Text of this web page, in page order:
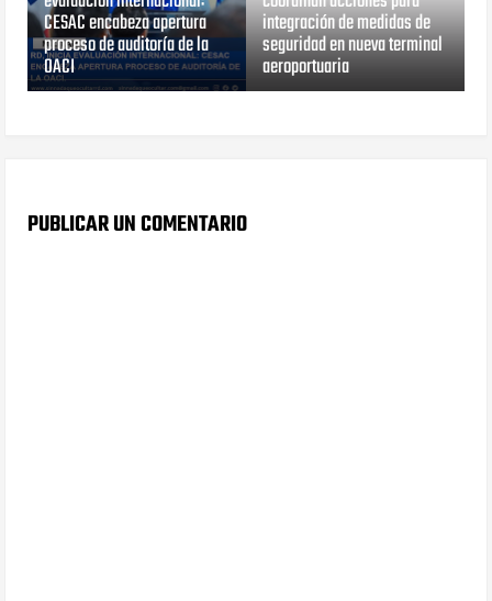
CESAC encabeza apertura
proceso de auditoría de la
OACI
integración de medidas de
seguridad en nueva terminal
aeroportuaria
PUBLICAR UN COMENTARIO